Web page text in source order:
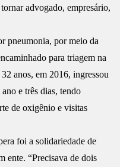
advogado, empresário,
pneumonia, por meio da
para triagem na
anos, em 2016, ingressou
e três dias, tendo
de oxigênio e visitas
foi a solidariedade de
ente. “Precisava de dois